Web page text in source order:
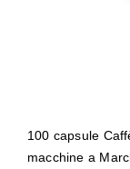
100 capsule
macchine a